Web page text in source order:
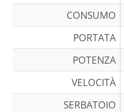
CONSUMO
PORTATA
POTENZA
VELOCITÀ
SERBATOIO